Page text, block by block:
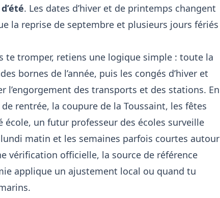
. Les dates d’hiver et de printemps changent
la reprise de septembre et plusieurs jours fériés
te tromper, retiens une logique simple : toute la
bornes de l’année, puis les congés d’hiver et
l’engorgement des transports et des stations. En
rentrée, la coupure de la Toussaint, les fêtes
école, un futur professeur des écoles surveille
matin et les semaines parfois courtes autour
vérification officielle, la source de référence
applique un ajustement local ou quand tu